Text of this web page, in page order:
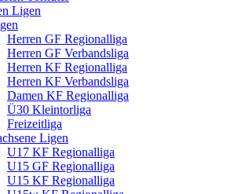
Ligen
Herren GF Regionalliga
Herren GF Verbandsliga
Herren KF Regionalliga
Herren KF Verbandsliga
Damen KF Regionalliga
Ü30 Kleintorliga
Freizeitliga
Ligen
U17 KF Regionalliga
U15 GF Regionalliga
U15 KF Regionalliga